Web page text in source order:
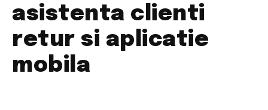
asistenta clienti
retur si aplicatie
mobila